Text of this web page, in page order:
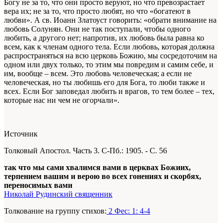
Богу не за то, что они просто веруют, но что превозрастает
вера их; не за то, что просто любят, но что «богатеют в
любви». А св. Иоанн Златоуст говорить: «обрати внимание на
любовь Солунян. Они не так поступали, чтобы одного
любить, а другого нет; напротив, их любовь была равна ко
всем, как к членам одного тела. Если любовь, которая должна
распространяться на всю церковь Божию, мы сосредоточим на
одном или двух только, то этим мы повредим и самим себе, и
им, вообще – всем. Это любовь человеческая; а если не
человеческая, но ты любишь его для Бога, то люби также и
всех. Если Бог заповедал любить и врагов, то тем более – тех,
которые нас ни чем не огорчали».
Источник
Толковый Апостол. Часть 3. С-Пб.: 1905. - С. 56
так что мы сами хвалимся вами в церквах Божиих,
терпением вашим и верою во всех гонениях и скорбях,
переносимых вами
Николай Рудинский священник
Толкование на группу стихов: 2 Фес: 1: 4-4